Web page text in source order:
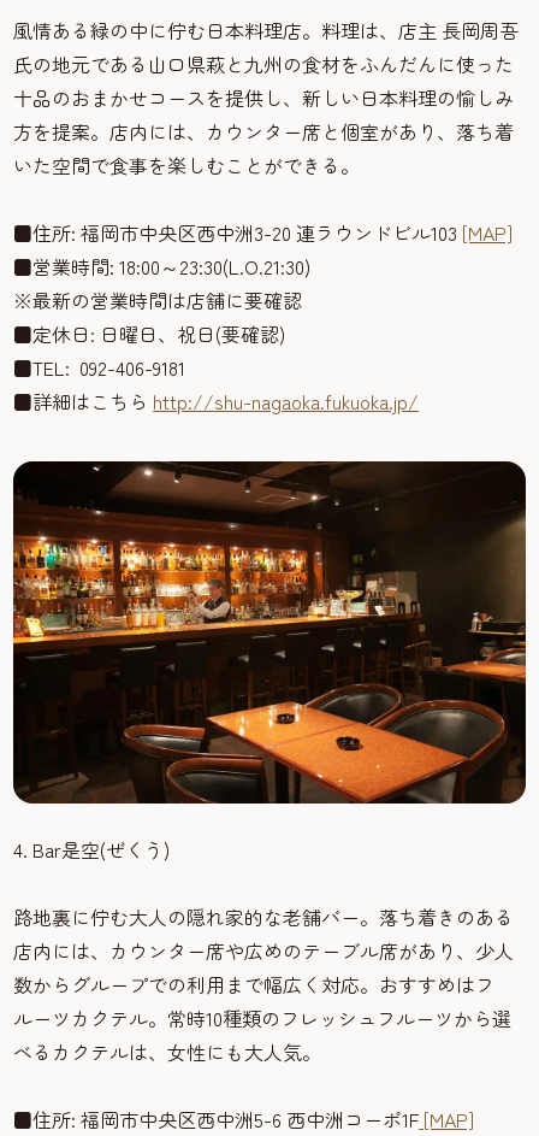
風情ある緑の中に佇む日本料理店。料理は、店主 長岡周吾
氏の地元である山口県萩と九州の食材をふんだんに使った
十品のおまかせコースを提供し、新しい日本料理の愉しみ
方を提案。店内には、カウンター席と個室があり、落ち着
いた空間で食事を楽しむことができる。
■住所: 福岡市中央区西中洲3-20 連ラウンドビル103 [MAP]
■営業時間: 18:00～23:30(L.O.21:30)
※最新の営業時間は店舗に要確認
■定休日: 日曜日、祝日(要確認)
■TEL: 092-406-9181
■詳細はこちら http://shu-nagaoka.fukuoka.jp/
4. Bar是空(ぜくう)
路地裏に佇む大人の隠れ家的な老舗バー。落ち着きのある
店内には、カウンター席や広めのテーブル席があり、少人
数からグループでの利用まで幅広く対応。おすすめはフ
ルーツカクテル。常時10種類のフレッシュフルーツから選
べるカクテルは、女性にも大人気。
■住所: 福岡市中央区西中洲5-6 西中洲コーポ1F [MAP]